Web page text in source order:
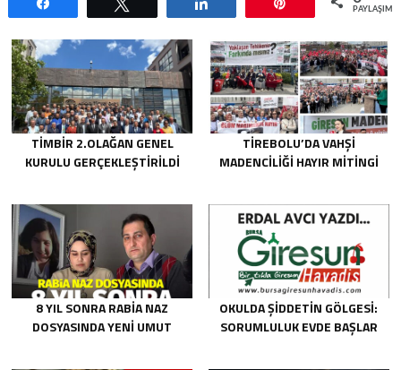
TİMBİR 2.OLAĞAN GENEL
KURULU GERÇEKLEŞTIRILDI
TIREBOLU’DA VAHŞI
MADENCILIĞI HAYIR MITINGI
8 YIL SONRA RABIA NAZ
DOSYASINDA YENI UMUT
OKULDA ŞIDDETIN GÖLGESI:
SORUMLULUK EVDE BAŞLAR